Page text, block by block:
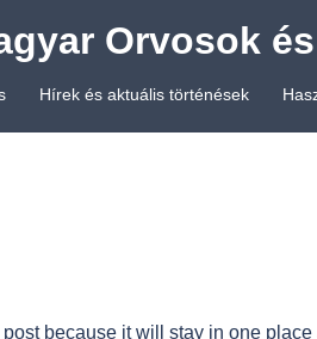
Orvosok
Hírek és aktuális történések
because it will stay in one